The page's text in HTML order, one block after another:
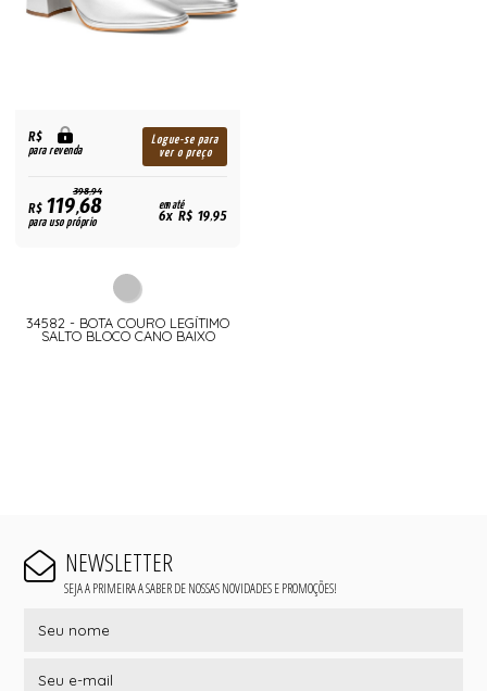
R$
para revenda
Logue-se para
ver o preço
398,94
R$119,68
para uso próprio
em até
6x R$ 19,95
34582 - BOTA COURO LEGÍTIMO
SALTO BLOCO CANO BAIXO
NEWSLETTER
SEJA A PRIMEIRA A SABER DE NOSSAS NOVIDADES E PROMOÇÕES!